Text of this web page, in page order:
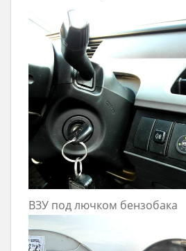
ВЗУ под лючком бензобака